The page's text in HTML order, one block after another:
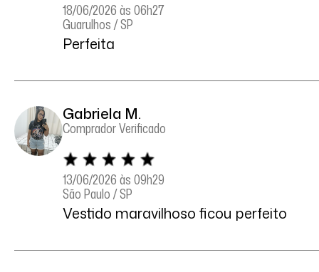
18/06/2026 às 06h27
Guarulhos / SP
Perfeita
Gabriela M.
Comprador Verificado
13/06/2026 às 09h29
São Paulo / SP
Vestido maravilhoso ficou perfeito